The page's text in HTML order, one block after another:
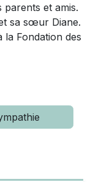
et amis.
sa sœur Diane.
la Fondation des